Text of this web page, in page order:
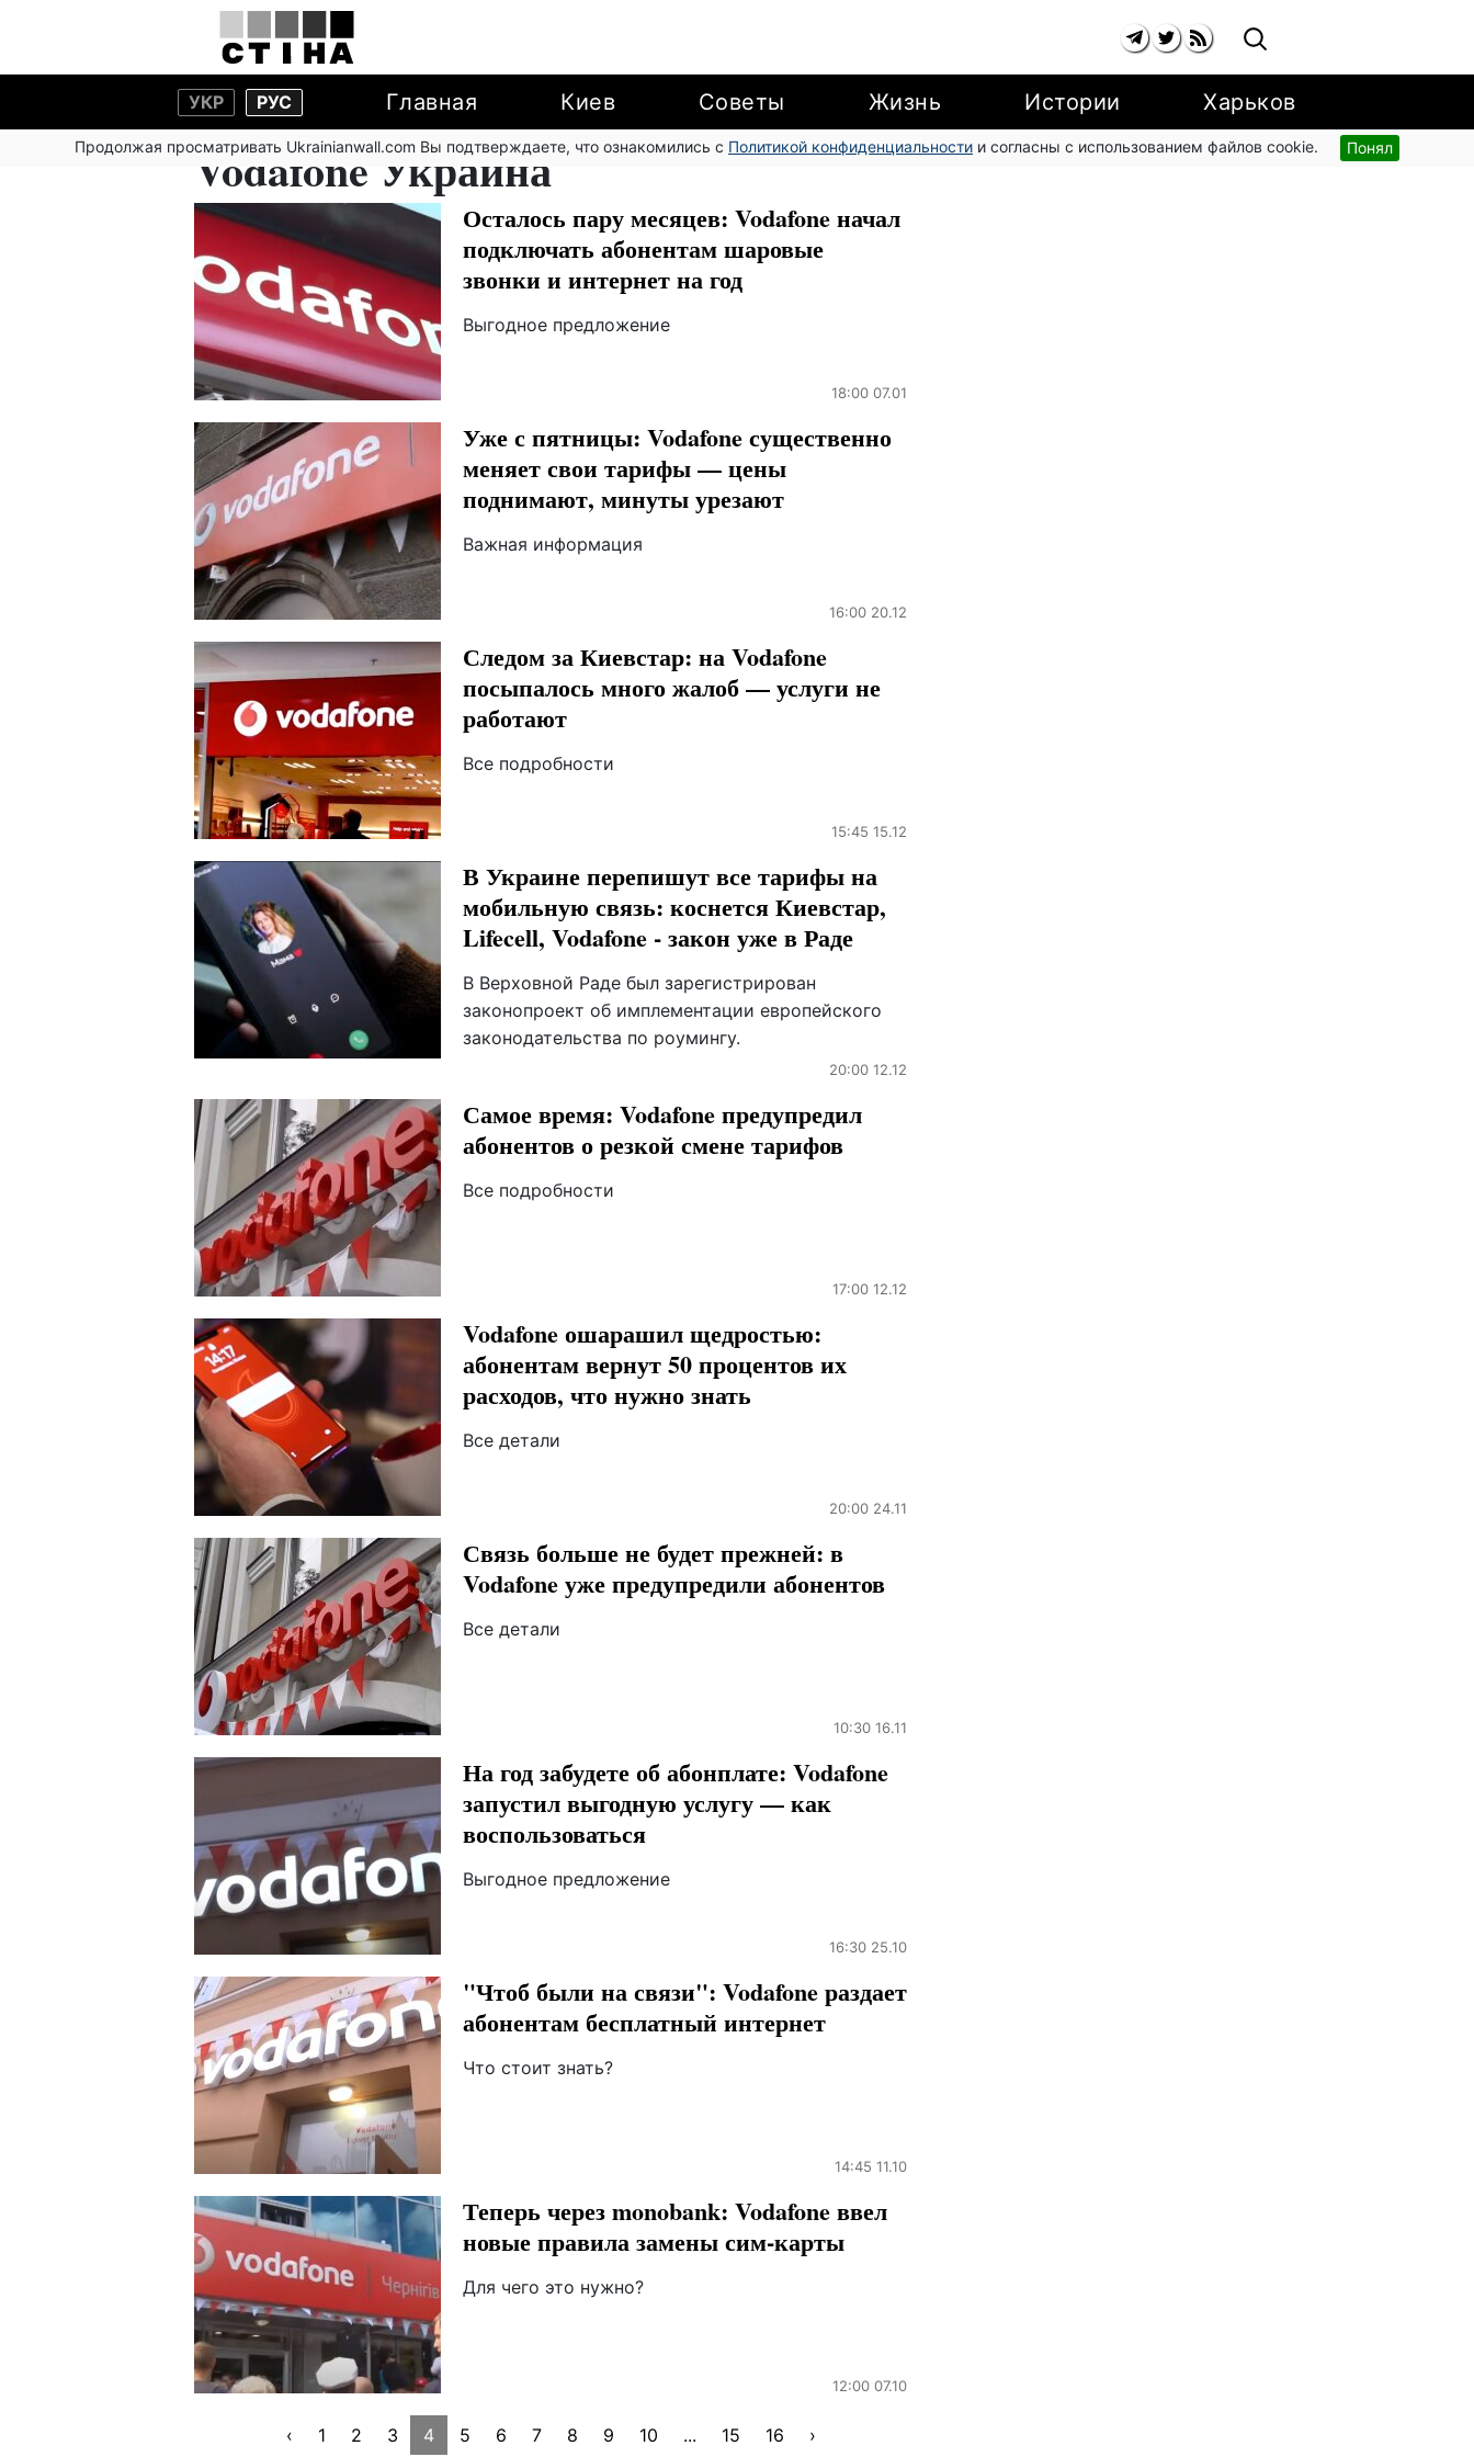
УКР РУС Главная Киев Советы Жизнь Истории Харьков
Продолжая просматривать Ukrainianwall.com Вы подтверждаете, что ознакомились с Политикой конфиденциальности и согласны с использованием файлов cookie. Понял
Vodafone Украина
Осталось пару месяцев: Vodafone начал
подключать абонентам шаровые
звонки и интернет на год
Выгодное предложение
18:00 07.01
Уже с пятницы: Vodafone существенно
меняет свои тарифы — цены
поднимают, минуты урезают
Важная информация
16:00 20.12
Следом за Киевстар: на Vodafone
посыпалось много жалоб — услуги не
работают
Все подробности
15:45 15.12
В Украине перепишут все тарифы на
мобильную связь: коснется Киевстар,
Lifecell, Vodafone - закон уже в Раде
В Верховной Раде был зарегистрирован
законопроект об имплементации европейского
законодательства по роумингу.
20:00 12.12
Самое время: Vodafone предупредил
абонентов о резкой смене тарифов
Все подробности
17:00 12.12
Vodafone ошарашил щедростью:
абонентам вернут 50 процентов их
расходов, что нужно знать
Все детали
20:00 24.11
Связь больше не будет прежней: в
Vodafone уже предупредили абонентов
Все детали
10:30 16.11
На год забудете об абонплате: Vodafone
запустил выгодную услугу — как
воспользоваться
Выгодное предложение
16:30 25.10
"Чтоб были на связи": Vodafone раздает
абонентам бесплатный интернет
Что стоит знать?
14:45 11.10
Теперь через monobank: Vodafone ввел
новые правила замены сим-карты
Для чего это нужно?
12:00 07.10
‹ 1 2 3 4 5 6 7 8 9 10 ... 15 16 ›